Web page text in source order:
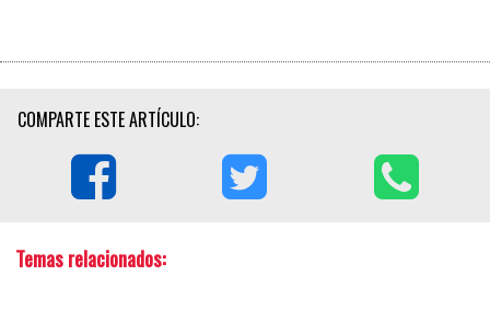
COMPARTE ESTE ARTÍCULO:
Temas relacionados: